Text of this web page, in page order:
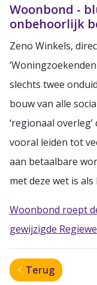
Woonbond -
onbehoorlijk
Zeno Winkels,
slechts twee
bouw van alle
‘regionaal
vooral leiden tot
aan betaalbare
met deze wet is als
Woonbond roept
gewijzigde
Terug